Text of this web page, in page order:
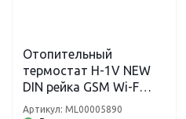
Отопительный
термостат H-1V NEW
DIN рейка GSM Wi-F
ZONT
Артикул: ML00005890